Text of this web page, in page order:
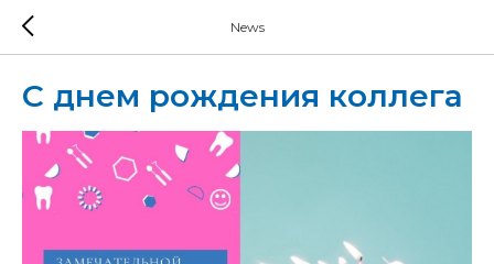
News
С днем рождения коллега